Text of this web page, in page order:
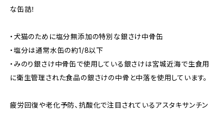
な缶詰！
・犬猫のために塩分無添加の特別な銀さけ中骨缶
・塩分は通常水缶の約1/8以下
・みのり銀さけ中骨缶で使用している銀さけは宮城近海で生食用
に衛生管理された食品の銀さけの中骨と中落を使用しています。
疲労回復や老化予防、抗酸化で注目されているアスタキサンチン